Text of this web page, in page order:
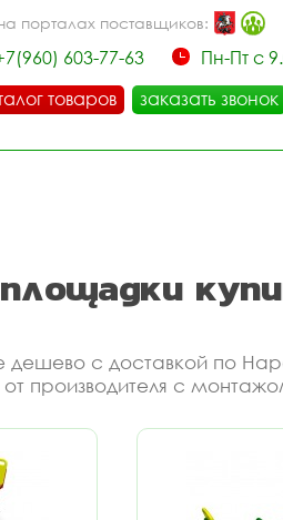
порталах поставщиков:
603-77-63
Пн-Пт с
товаров
заказать звонок
дешево с доставкой по
производителя с